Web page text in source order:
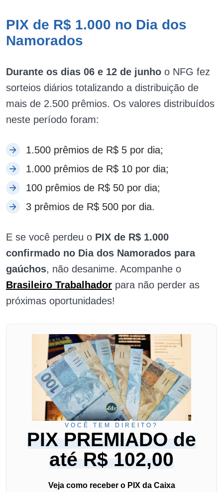
PIX de R$ 1.000 no Dia dos
Namorados
Durante os dias 06 e 12 de junho o NFG fez
sorteios diários totalizando a distribuição de
mais de 2.500 prêmios. Os valores distribuídos
neste período foram:
1.500 prêmios de R$ 5 por dia;
1.000 prêmios de R$ 10 por dia;
100 prêmios de R$ 50 por dia;
3 prêmios de R$ 500 por dia.
E se você perdeu o PIX de R$ 1.000
confirmado no Dia dos Namorados para
gaúchos, não desanime. Acompanhe o
Brasileiro Trabalhador para não perder as
próximas oportunidades!
VOCÊ TEM DIREITO?
PIX PREMIADO de
até R$ 102,00
Veja como receber o PIX da Caixa